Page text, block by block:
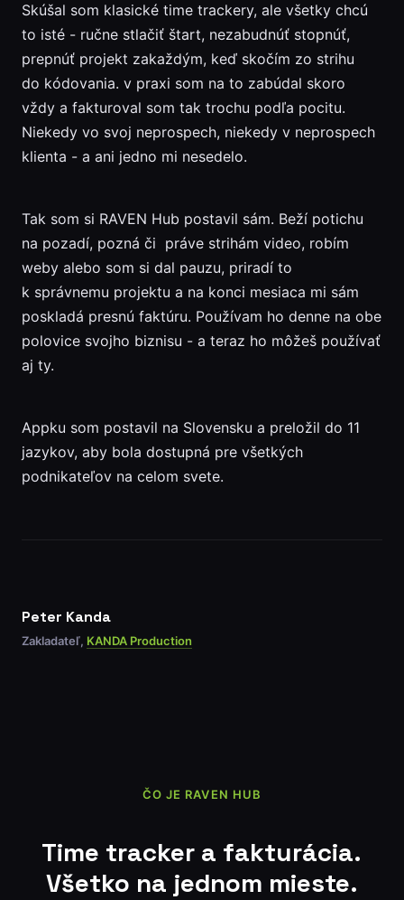
Skúšal som klasické time trackery, ale všetky chcú
to isté - ručne stlačiť štart, nezabudnúť stopnúť,
prepnúť projekt zakaždým, keď skočím zo strihu
do kódovania. v praxi som na to zabúdal skoro
vždy a fakturoval som tak trochu podľa pocitu.
Niekedy vo svoj neprospech, niekedy v neprospech
klienta - a ani jedno mi nesedelo.
Tak som si RAVEN Hub postavil sám. Beží potichu
na pozadí, pozná či práve strihám video, robím
weby alebo som si dal pauzu, priradí to
k správnemu projektu a na konci mesiaca mi sám
poskladá presnú faktúru. Používam ho denne na obe
polovice svojho biznisu - a teraz ho môžeš používať
aj ty.
Appku som postavil na Slovensku a preložil do 11
jazykov, aby bola dostupná pre všetkých
podnikateľov na celom svete.
Peter Kanda
Zakladateľ, KANDA Production
ČO JE RAVEN HUB
Time tracker a fakturácia.
Všetko na jednom mieste.